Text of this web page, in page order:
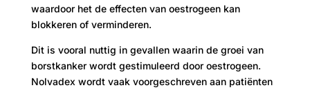
waardoor het de effecten van oestrogeen kan
blokkeren of verminderen.
Dit is vooral nuttig in gevallen waarin de groei van
borstkanker wordt gestimuleerd door oestrogeen.
Nolvadex wordt vaak voorgeschreven aan patiënten